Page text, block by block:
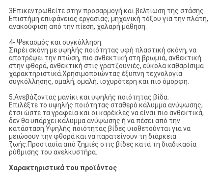
3Επικεντρωθείτε στην προσαρμογή και βελτίωση της στάσης.
Επιστήμη επιφάνειας εργασίας, μηχανική τόξου για την πλάτη,
ανακούφιση από την πίεση, χαλαρή μάθηση.
4- Ψεκασμός και συγκόλληση.
Σπρέι σκόνη με υψηλής ποιότητας υφή πλαστική σκόνη, να
αποτρέψει την πτώση, πιο ανθεκτική στη βρωμιά, ανθεκτική
στην φθορά, ανθεκτική στις γρατζουνιές, εύκολα καθαρίσιμα
χαρακτηριστικά.Χρησιμοποιώντας έξυπνη τεχνολογία
συγκόλλησης, ομαλή, ομαλή, ισχυρότερη και πιο όμορφη.
5.Ανεβάζοντας μανίκι και υψηλής ποιότητας βίδα.
Επιλέξτε το υψηλής ποιότητας σταθερό κάλυμμα ανύψωσης,
έτσι ώστε τα γραφεία και οι καρέκλες να είναι πιο ανθεκτικά,
δεν θα υπάρχει κάλυμμα ανύψωσης ή να πέσει από την
κατάσταση.Υψηλής ποιότητας βίδες υιοθετούνται για να
μειώσουν την φθορά και να παρατείνουν τη διάρκεια
ζωής.Προστασία από ζημιές στις βίδες κατά τη διαδικασία
ρύθμισης του ανελκυστήρα.
Χαρακτηριστικά του προϊόντος